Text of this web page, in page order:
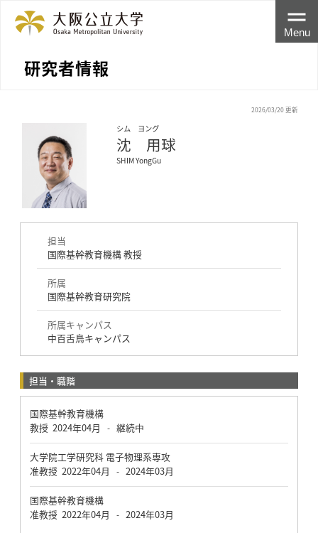
研究者情報
Menu
2026/03/20 更新
シム ヨング
沈 用球
SHIM YongGu
担当
国際基幹教育機構 教授
所属
国際基幹教育研究院
所属キャンパス
中百舌鳥キャンパス
担当・職階
国際基幹教育機構
教授 2024年04月 - 継続中
大学院工学研究科 電子物理系専攻
准教授 2022年04月 - 2024年03月
国際基幹教育機構
准教授 2022年04月 - 2024年03月